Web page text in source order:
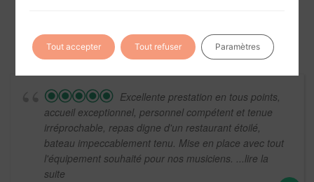
Excellente prestation en tous points,
accueil exceptionnel, personnel compétent et tenue
irréprochable, repas digne d'un restaurant étoilé,
bateau impeccablement tenu. Mise en place avec tout
l'équipement souhaité pour nos musiciens. ...lire la
suite
Tout accepter Tout refuser Paramètres